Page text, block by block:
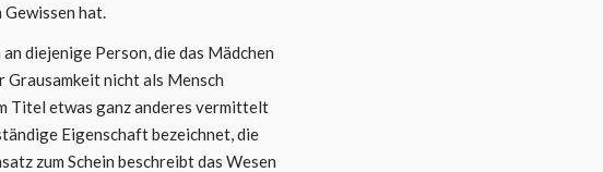
Gewissen hat.
diejenige Person, die das Mädchen
Grausamkeit nicht als Mensch
Titel etwas ganz anderes vermittelt
Eigenschaft bezeichnet, die
zum Schein beschreibt das Wesen